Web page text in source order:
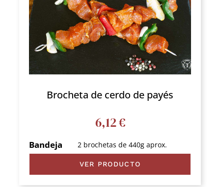
Brocheta de cerdo de payés
6,12€
Bandeja 2 brochetas de 440g aprox.
VER PRODUCTO